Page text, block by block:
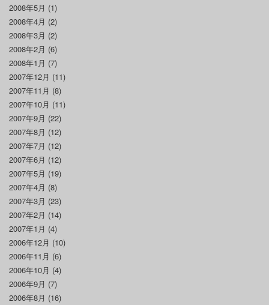
2008年5月 (1)
2008年4月 (2)
2008年3月 (2)
2008年2月 (6)
2008年1月 (7)
2007年12月 (11)
2007年11月 (8)
2007年10月 (11)
2007年9月 (22)
2007年8月 (12)
2007年7月 (12)
2007年6月 (12)
2007年5月 (19)
2007年4月 (8)
2007年3月 (23)
2007年2月 (14)
2007年1月 (4)
2006年12月 (10)
2006年11月 (6)
2006年10月 (4)
2006年9月 (7)
2006年8月 (16)